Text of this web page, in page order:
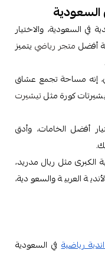
السعودية، والاختيار
أفضل متجر رياضي يتميز
إنه مساحة تجمع عشاق
كورة مثلتيشيرت
أفضل الخامات، وأدق
الكبرى مثل ريال مدريد،
العربية والسعودية،
رياضيةفي السعودية